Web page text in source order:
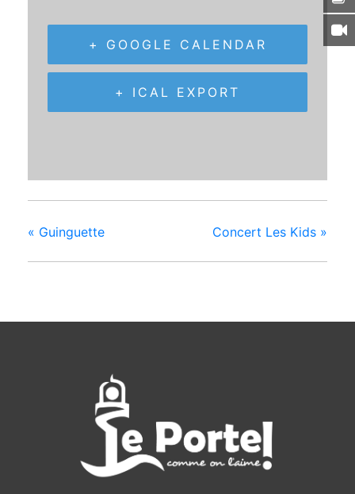
+ GOOGLE CALENDAR
+ ICAL EXPORT
« Guinguette Concert Les Kids »